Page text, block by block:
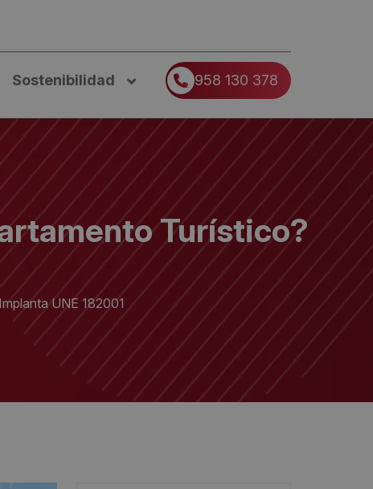
Sostenibilidad 958 130 378
Turístico?
UNE 182001